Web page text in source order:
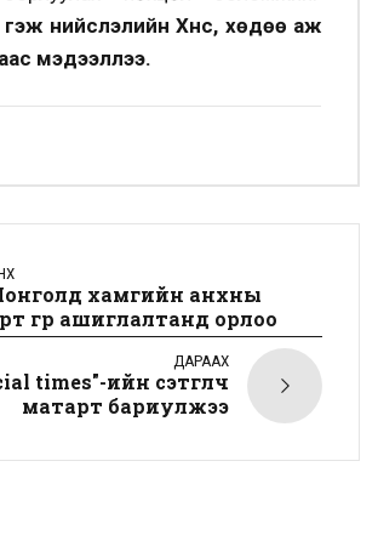
гэж нийслэлийн Хүнс, хөдөө аж
мэдээллээ.
хамгийн анхны
гүүр ашиглалтанд орлоо
ДАРААХ
times"-ийн сэтгүүлч
матарт бариулжээ